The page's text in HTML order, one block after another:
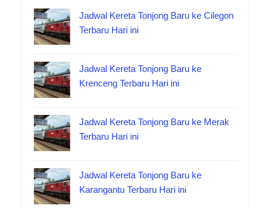
Jadwal Kereta Tonjong Baru ke Cilegon
Terbaru Hari ini
Jadwal Kereta Tonjong Baru ke
Krenceng Terbaru Hari ini
Jadwal Kereta Tonjong Baru ke Merak
Terbaru Hari ini
Jadwal Kereta Tonjong Baru ke
Karangantu Terbaru Hari ini